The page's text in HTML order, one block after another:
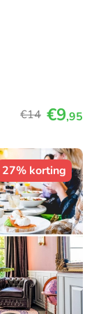
€14 €9,95
27% korting